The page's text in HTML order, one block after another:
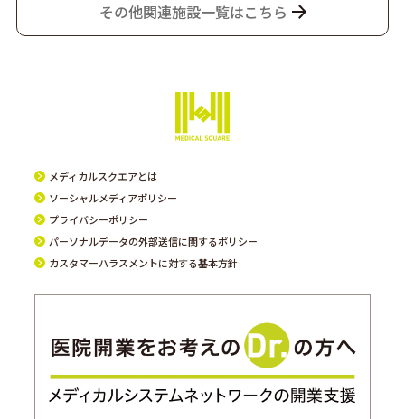
その他関連施設一覧はこちら
メディカルスクエアとは
ソーシャルメディアポリシー
プライバシーポリシー
パーソナルデータの外部送信に関するポリシー
カスタマーハラスメントに対する基本方針